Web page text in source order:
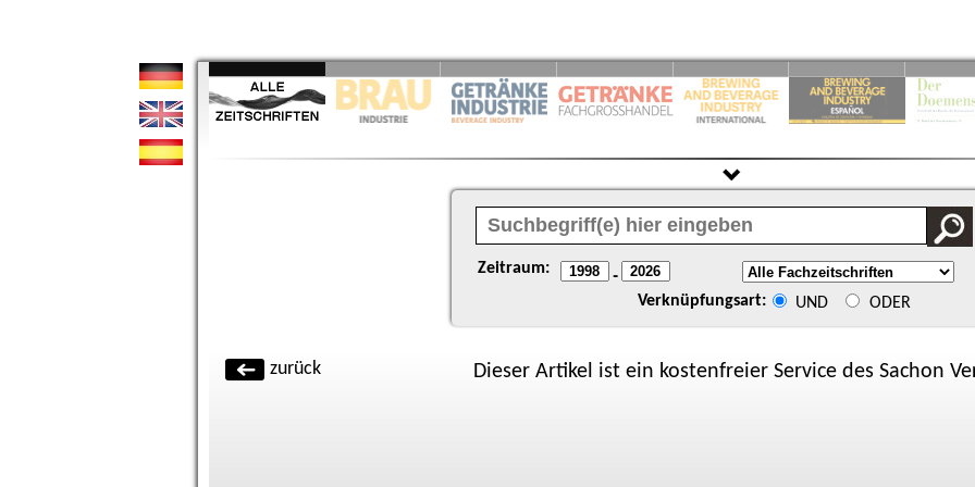
Zeitraum: -
Verknüpfungsart: UND ODER
zurück Dieser Artikel ist ein kostenfreier Service des Sachon